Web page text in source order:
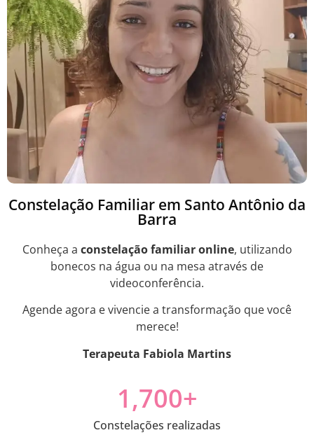
Constelação Familiar em Santo Antônio da
Barra
Conheça a constelação familiar online, utilizando
bonecos na água ou na mesa através de
videoconferência.
Agende agora e vivencie a transformação que você
merece!
Terapeuta Fabiola Martins
Constelações realizadas
1,700+